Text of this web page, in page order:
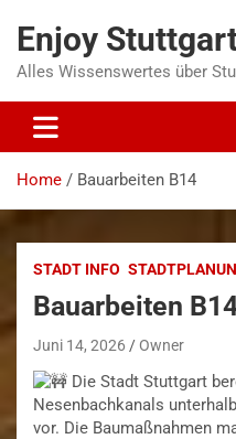
content
Enjoy
Alles Wissenswertes über
Home Bauarbeiten B14
STADT INFO
Bauarbeiten
Juni 14, 2026 Owner
Die Stadt Stuttgart
Nesenbachkanals
vor. Die Baumaßnahmen